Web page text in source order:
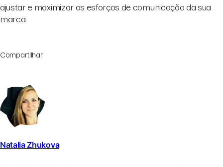
ajustar e maximizar os esforços de comunicação da sua
marca.
Compartilhar
Natalia Zhukova